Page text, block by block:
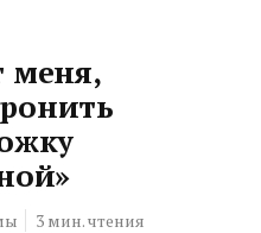
меня,
3 мин. чтения